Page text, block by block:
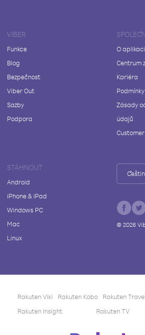
VIBER
Funkce
Blog
Bezpečnost
Viber Out
Sazby
Podpora
O
Centrum
Kariéra
Zásady
údajů
STÁHNOUT
Android
iPhone & iPad
Windows PC
Mac
Linux
© 2026
Rakuten Viki Rakuten Kobo Rakuten Travel
Rakuten Insight
Rakuten TV